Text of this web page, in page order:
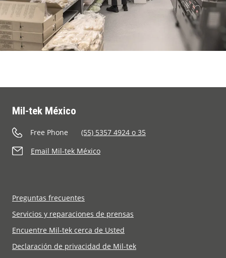
Mil-tek México
Free Phone
(55) 5357 4924 o 35
Email Mil-tek México
Preguntas frecuentes
Servicios y reparaciones de prensas
Encuentre Mil-tek cerca de Usted
Declaración de privacidad de Mil-tek